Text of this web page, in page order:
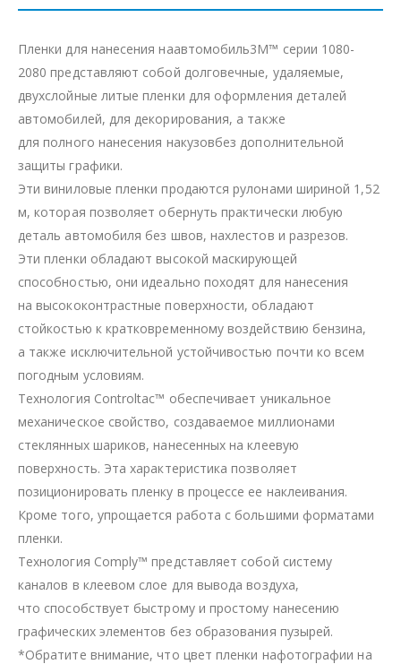
Пленки для нанесения наавтомобиль3M™ серии 1080-
2080 представляют собой долговечные, удаляемые,
двухслойные литые пленки для оформления деталей
автомобилей, для декорирования, а также
для полного нанесения накузовбез дополнительной
защиты графики.
Эти виниловые пленки продаются рулонами шириной 1,52
м, которая позволяет обернуть практически любую
деталь автомобиля без швов, нахлестов и разрезов.
Эти пленки обладают высокой маскирующей
способностью, они идеально походят для нанесения
на высококонтрастные поверхности, обладают
стойкостью к кратковременному воздействию бензина,
а также исключительной устойчивостью почти ко всем
погодным условиям.
Технология Controltac™ обеспечивает уникальное
механическое свойство, создаваемое миллионами
стеклянных шариков, нанесенных на клеевую
поверхность. Эта характеристика позволяет
позиционировать пленку в процессе ее наклеивания.
Кроме того, упрощается работа с большими форматами
пленки.
Технология Comply™ представляет собой систему
каналов в клеевом слое для вывода воздуха,
что способствует быстрому и простому нанесению
графических элементов без образования пузырей.
*Обратите внимание, что цвет пленки нафотографии на